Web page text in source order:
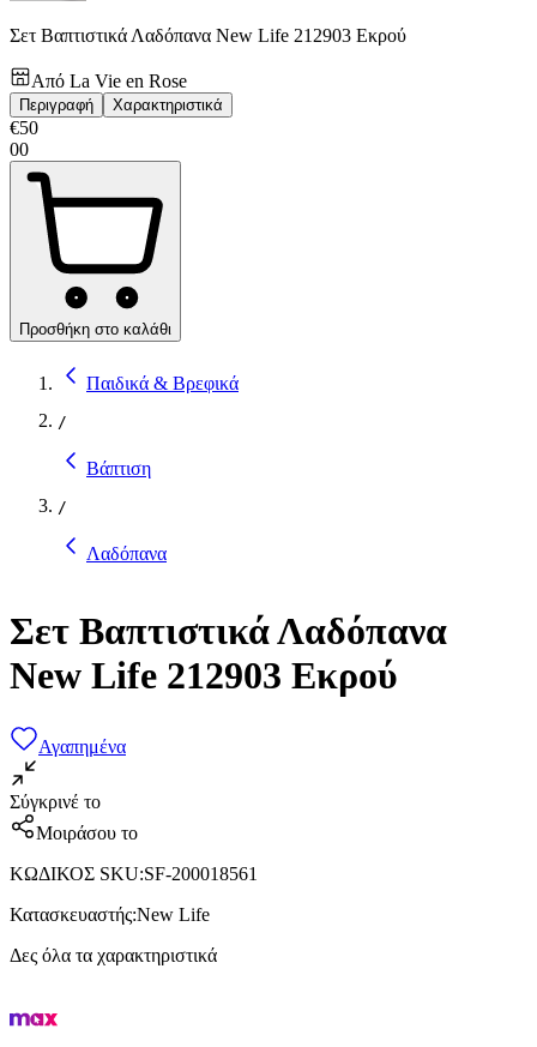
Σετ Βαπτιστικά Λαδόπανα New Life 212903 Εκρού
Από La Vie en Rose
Περιγραφή Χαρακτηριστικά
€50
00
Προσθήκη στο καλάθι
Παιδικά & Βρεφικά
/
Βάπτιση
/
Λαδόπανα
Σετ Βαπτιστικά Λαδόπανα
New Life 212903 Εκρού
Αγαπημένα
Σύγκρινέ το
Μοιράσου το
ΚΩΔΙΚΟΣ SKU:SF-200018561
Κατασκευαστής:New Life
Δες όλα τα χαρακτηριστικά